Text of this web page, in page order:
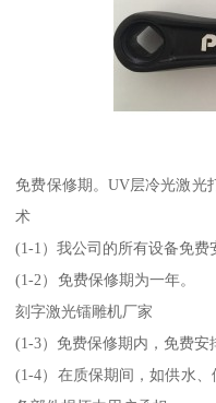
免费保修期。UV层冷光激光
术
(1-1）我公司的所有设备免费
(1-2）免费保修期为一年。
刻字激光镭雕机厂家
(1-3）免费保修期内，免费安
(1-4）在质保期间，如供水